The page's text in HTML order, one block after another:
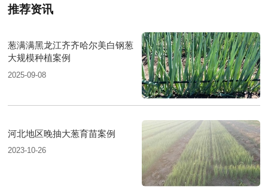
推荐资讯
葱满满黑龙江齐齐哈尔美白钢葱
大规模种植案例
2025-09-08
河北地区晚抽大葱育苗案例
2023-10-26